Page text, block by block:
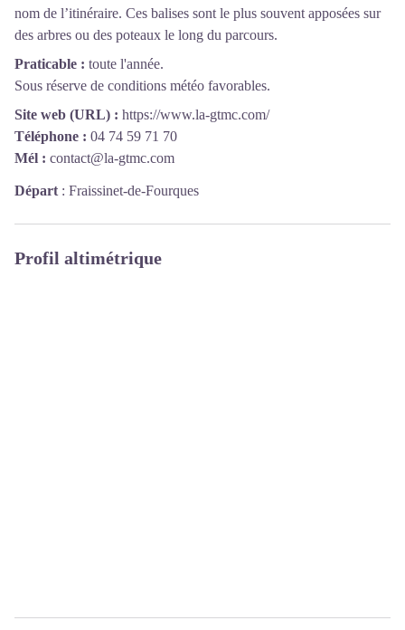
nom de l’itinéraire. Ces balises sont le plus souvent apposées sur
des arbres ou des poteaux le long du parcours.
Praticable : toute l'année.
Sous réserve de conditions météo favorables.
Site web (URL) : https://www.la-gtmc.com/
Téléphone : 04 74 59 71 70
Mél : contact@la-gtmc.com
Départ : Fraissinet-de-Fourques
Profil altimétrique